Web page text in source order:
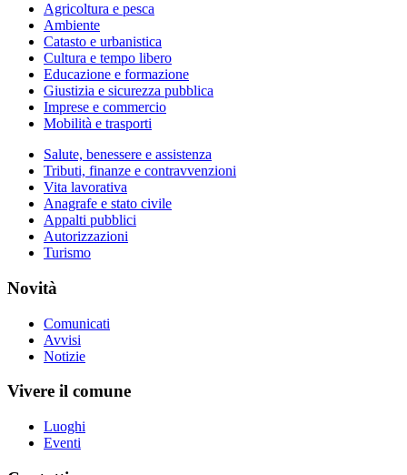
Agricoltura e pesca
Ambiente
Catasto e urbanistica
Cultura e tempo libero
Educazione e formazione
Giustizia e sicurezza pubblica
Imprese e commercio
Mobilità e trasporti
Salute, benessere e assistenza
Tributi, finanze e contravvenzioni
Vita lavorativa
Anagrafe e stato civile
Appalti pubblici
Autorizzazioni
Turismo
Novità
Comunicati
Avvisi
Notizie
Vivere il comune
Luoghi
Eventi